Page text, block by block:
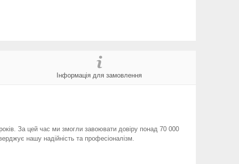
Інформація для замовлення
За цей час ми змогли завоювати довіру понад 70 000
нашу надійність та професіоналізм.